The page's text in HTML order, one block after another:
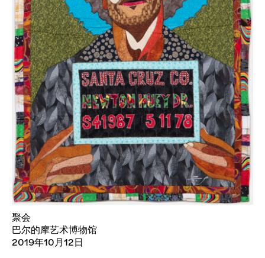
聚会
巴尔的摩艺术博物馆
2019年10月12日